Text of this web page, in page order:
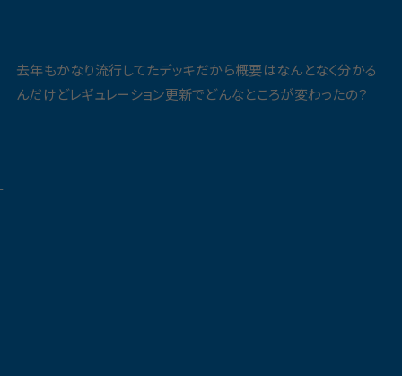
去年もかなり流行してたデッキだから概要はなんとなく分かる
んだけどレギュレーション更新でどんなところが変わったの？